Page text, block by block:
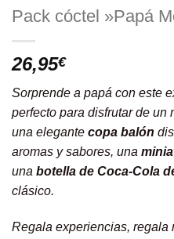
Pack cóctel »Papá
26,95€
Sorprende a papá con este
perfecto para disfrutar de un
una elegante copa balón
aromas y sabores, una
una botella de Coca-Cola
clásico.
Regala experiencias, regala